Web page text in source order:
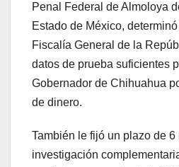
Penal Federal de Almoloya
Estado de México,
Fiscalía General de la
datos de prueba suficientes
Gobernador de Chihuahua
de dinero.
También le fijó un plazo de 6
investigación